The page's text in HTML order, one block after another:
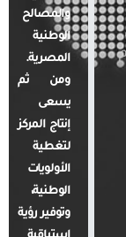
والمصالح
الوطنية
المصرية.
ومن ثم
يسعى
إنتاج المركز
لتغطية
الأولويات
الوطنية،
وتوفير رؤية